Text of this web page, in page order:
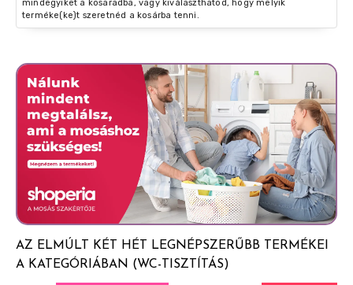
mindegyiket a kosaradba, vagy kiválaszthatod, hogy melyik
terméke(ke)t szeretnéd a kosárba tenni.
AZ ELMÚLT KÉT HÉT LEGNÉPSZERŰBB TERMÉKEI
A KATEGÓRIÁBAN (WC-TISZTÍTÁS)